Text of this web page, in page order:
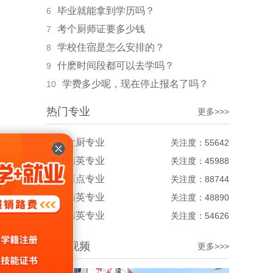
6 毕业就能拿到学历吗？
7 考个厨师证要多少钱
8 学校住宿是怎么安排的？
9 什麽时间段都可以去学吗？
10 学费多少呢，现在停止报名了吗？
热门专业 更多>>>
金领大厨专业 关注度：55642
大厨精英专业 关注度：45988
经典西点专业 关注度：88744
烹饪精英专业 关注度：48890
西点精英专业 关注度：54626
热门视频 更多>>>